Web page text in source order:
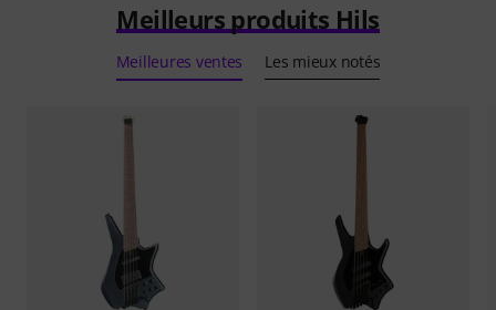
Meilleurs produits Hils
Meilleures ventes Les mieux notés